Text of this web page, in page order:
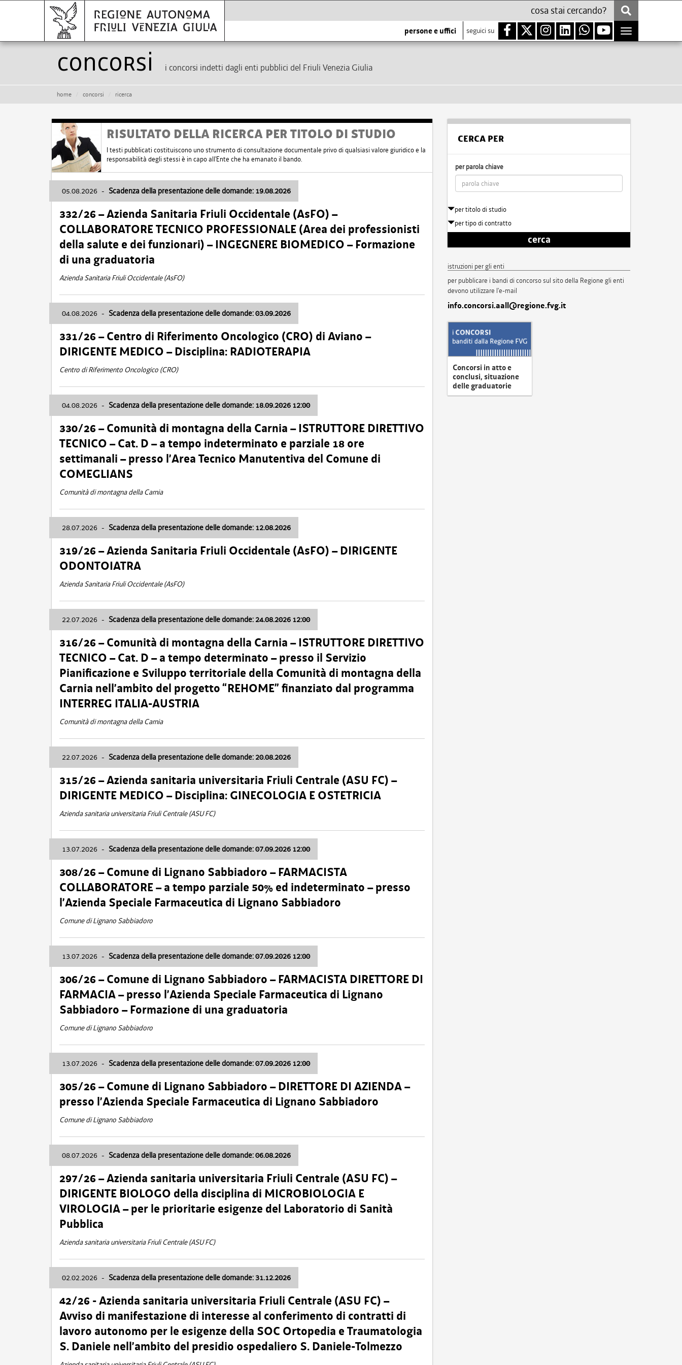
persone e uffici seguici su
Toggle
navigation
Concorsi i concorsi indetti dagli enti pubblici del Friuli Venezia Giulia
home concorsi ricerca
RISULTATO DELLA RICERCA PER TITOLO DI STUDIO
I testi pubblicati costituiscono uno strumento di consultazione documentale privo di qualsiasi valore giuridico e la
responsabilità degli stessi è in capo all'Ente che ha emanato il bando.
05.08.2026 - Scadenza della presentazione delle domande: 19.08.2026
332/26 – Azienda Sanitaria Friuli Occidentale (AsFO) –
COLLABORATORE TECNICO PROFESSIONALE (Area dei professionisti
della salute e dei funzionari) – INGEGNERE BIOMEDICO – Formazione
di una graduatoria
Azienda Sanitaria Friuli Occidentale (AsFO)
04.08.2026 - Scadenza della presentazione delle domande: 03.09.2026
331/26 – Centro di Riferimento Oncologico (CRO) di Aviano –
DIRIGENTE MEDICO – Disciplina: RADIOTERAPIA
Centro di Riferimento Oncologico (CRO)
04.08.2026 - Scadenza della presentazione delle domande: 18.09.2026 12:00
330/26 – Comunità di montagna della Carnia – ISTRUTTORE DIRETTIVO
TECNICO – Cat. D – a tempo indeterminato e parziale 18 ore
settimanali – presso l’Area Tecnico Manutentiva del Comune di
COMEGLIANS
Comunità di montagna della Carnia
28.07.2026 - Scadenza della presentazione delle domande: 12.08.2026
319/26 – Azienda Sanitaria Friuli Occidentale (AsFO) – DIRIGENTE
ODONTOIATRA
Azienda Sanitaria Friuli Occidentale (AsFO)
22.07.2026 - Scadenza della presentazione delle domande: 24.08.2026 12:00
316/26 – Comunità di montagna della Carnia – ISTRUTTORE DIRETTIVO
TECNICO – Cat. D – a tempo determinato – presso il Servizio
Pianificazione e Sviluppo territoriale della Comunità di montagna della
Carnia nell’ambito del progetto “REHOME” finanziato dal programma
INTERREG ITALIA-AUSTRIA
Comunità di montagna della Carnia
22.07.2026 - Scadenza della presentazione delle domande: 20.08.2026
315/26 – Azienda sanitaria universitaria Friuli Centrale (ASU FC) –
DIRIGENTE MEDICO – Disciplina: GINECOLOGIA E OSTETRICIA
Azienda sanitaria universitaria Friuli Centrale (ASU FC)
13.07.2026 - Scadenza della presentazione delle domande: 07.09.2026 12:00
308/26 – Comune di Lignano Sabbiadoro – FARMACISTA
COLLABORATORE – a tempo parziale 50% ed indeterminato – presso
l’Azienda Speciale Farmaceutica di Lignano Sabbiadoro
Comune di Lignano Sabbiadoro
13.07.2026 - Scadenza della presentazione delle domande: 07.09.2026 12:00
306/26 – Comune di Lignano Sabbiadoro – FARMACISTA DIRETTORE DI
FARMACIA – presso l’Azienda Speciale Farmaceutica di Lignano
Sabbiadoro – Formazione di una graduatoria
Comune di Lignano Sabbiadoro
13.07.2026 - Scadenza della presentazione delle domande: 07.09.2026 12:00
305/26 – Comune di Lignano Sabbiadoro – DIRETTORE DI AZIENDA –
presso l’Azienda Speciale Farmaceutica di Lignano Sabbiadoro
Comune di Lignano Sabbiadoro
08.07.2026 - Scadenza della presentazione delle domande: 06.08.2026
297/26 – Azienda sanitaria universitaria Friuli Centrale (ASU FC) –
DIRIGENTE BIOLOGO della disciplina di MICROBIOLOGIA E
VIROLOGIA – per le prioritarie esigenze del Laboratorio di Sanità
Pubblica
Azienda sanitaria universitaria Friuli Centrale (ASU FC)
02.02.2026 - Scadenza della presentazione delle domande: 31.12.2026
42/26 - Azienda sanitaria universitaria Friuli Centrale (ASU FC) –
Avviso di manifestazione di interesse al conferimento di contratti di
lavoro autonomo per le esigenze della SOC Ortopedia e Traumatologia
S. Daniele nell’ambito del presidio ospedaliero S. Daniele-Tolmezzo
CERCA PER
per parola chiave
per titolo di studio
per tipo di contratto
cerca
istruzioni per gli enti
per pubblicare i bandi di concorso sul sito della Regione gli enti
devono utilizzare l'e-mail
info.concorsi.aall@regione.fvg.it
Concorsi in atto e
conclusi, situazione
delle graduatorie